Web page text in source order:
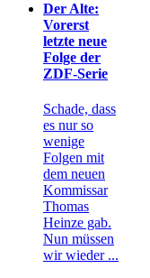
Der Alte:
Vorerst
letzte neue
Folge der
ZDF-Serie
Schade, dass
es nur so
wenige
Folgen mit
dem neuen
Kommissar
Thomas
Heinze gab.
Nun müssen
wir wieder ...